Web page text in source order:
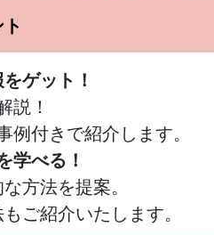
ゲット！
説！
付きで紹介します。
学べる！
方法を提案。
ご紹介いたします。